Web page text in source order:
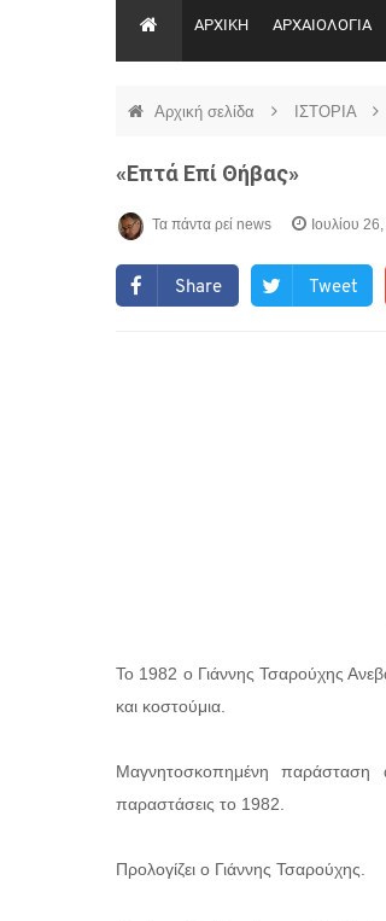
ΑΡΧΙΚΗ ΑΡΧΑΙΟΛΟΓΙΑ
Αρχική σελίδα ΙΣΤΟΡΙΑ
«Επτά Επί Θήβας»
Τα πάντα ρεί news Ιουλίου
Share Tweet
Το 1982 ο Γιάννης Τσαρούχης
και κοστούμια.
Μαγνητοσκοπημένη
παραστάσεις το 1982.
Προλογίζει ο Γιάννης Τσαρούχης.